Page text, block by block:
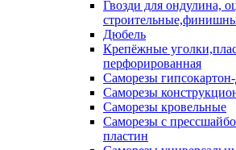
Гвозди для ондулина,
Дюбель
Крепёжные
перфорированная
Саморезы
Саморезы
Саморезы кровельные
Саморезы с
пластин